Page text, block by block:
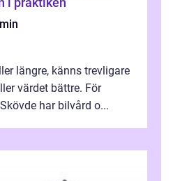
längre, känns trevligare
värdet bättre. För
har bilvård o...